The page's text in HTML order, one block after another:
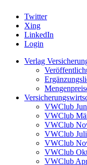
Twitter
Xing
LinkedIn
Login
Verlag
VWClub
VWClub
VWClub
VWClub
VWClub
VWClub
VWClub